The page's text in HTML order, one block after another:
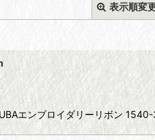
表示順変
絞り込む
エンブロイダリーリボン